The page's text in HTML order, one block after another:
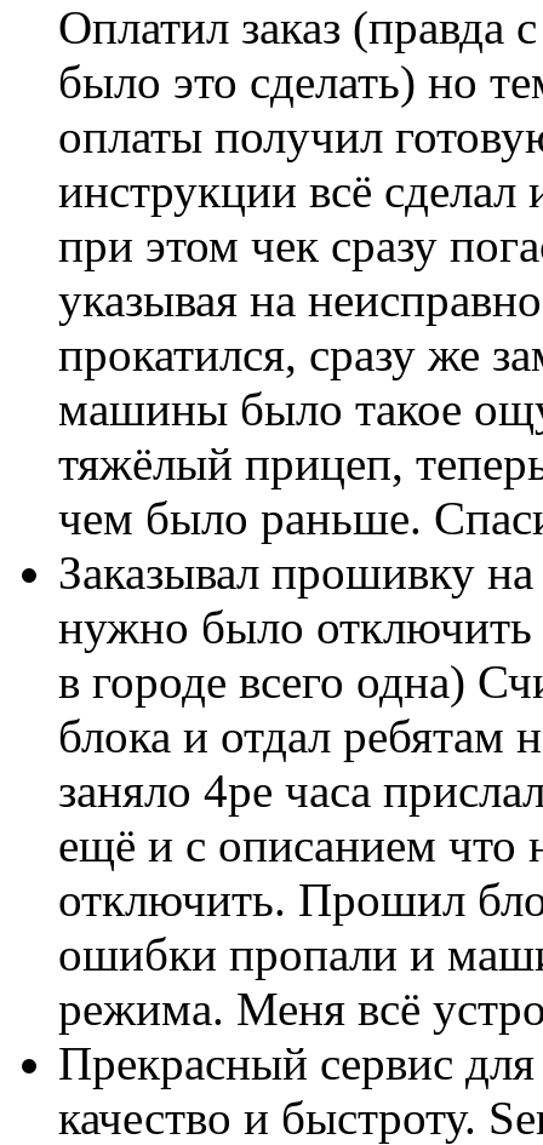
Оплатил заказ (правда
было это сделать) но
оплаты получил
инструкции всё
при этом чек сразу
указывая на
прокатился, сразу же
машины было такое
тяжёлый прицеп,
чем было раньше.
Заказывал прошивку
нужно было отключить
в городе всего одна)
блока и отдал ребятам
заняло 4ре часа
ещё и с описанием что
отключить. Прошил
ошибки пропали и
режима. Меня всё
Прекрасный сервис
качество и быстроту.